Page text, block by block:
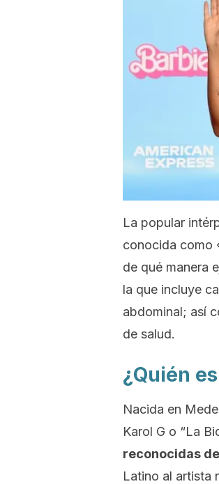
La popular
conocida como
de qué manera
la que incluye
abdominal; así
de salud.
¿Quién
Nacida en
Karol G o “La
reconocidas
Latino al artista